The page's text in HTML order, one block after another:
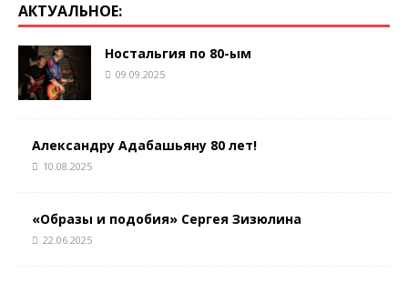
АКТУАЛЬНОЕ:
Ностальгия по 80-ым
09.09.2025
Александру Адабашьяну 80 лет!
10.08.2025
«Образы и подобия» Сергея Зизюлина
22.06.2025